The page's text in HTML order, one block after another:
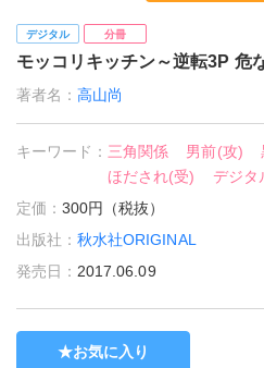
デジタル 分冊
モッコリキッチン～逆転3P 危
著者名：高山尚
キーワード： 三角関係 男前(攻)
ほだされ(受)
デジタ
定価：300円（税抜）
出版社：秋水社ORIGINAL
発売日： 2017.06.09
お気に入り